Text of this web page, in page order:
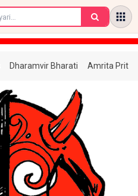
Dharamvir Bharati Amrita